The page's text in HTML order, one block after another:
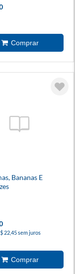
Bananas E
22,45 sem juros